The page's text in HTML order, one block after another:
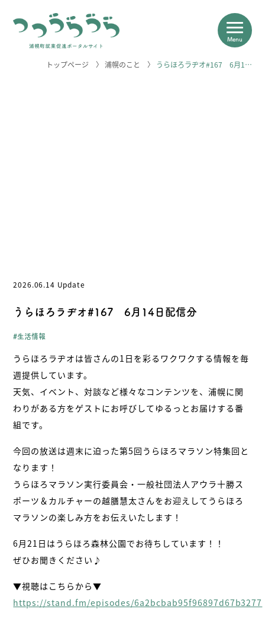
Menu
北海道・浦幌町
トップページ 〉 浦幌のこと 〉 うらほろラヂオ#167 6月1…
2026.06.14 Update
うらほろラヂオ#167 6月14日配信分
生活情報
うらほろラヂオは皆さんの1日を彩るワクワクする情報を毎
週提供しています。
天気、イベント、対談など様々なコンテンツを、浦幌に関
わりがある方をゲストにお呼びしてゆるっとお届けする番
組です。
今回の放送は週末に迫った第5回うらほろマラソン特集回と
なります！
うらほろマラソン実行委員会・一般社団法人アウラ十勝ス
ポーツ＆カルチャーの越膳慧太さんをお迎えしてうらほろ
マラソンの楽しみ方をお伝えいたします！
6月21日はうらほろ森林公園でお待ちしています！！
ぜひお聞きください♪
▼視聴はこちらから▼
https://stand.fm/episodes/6a2bcbab95f96897d67b3277